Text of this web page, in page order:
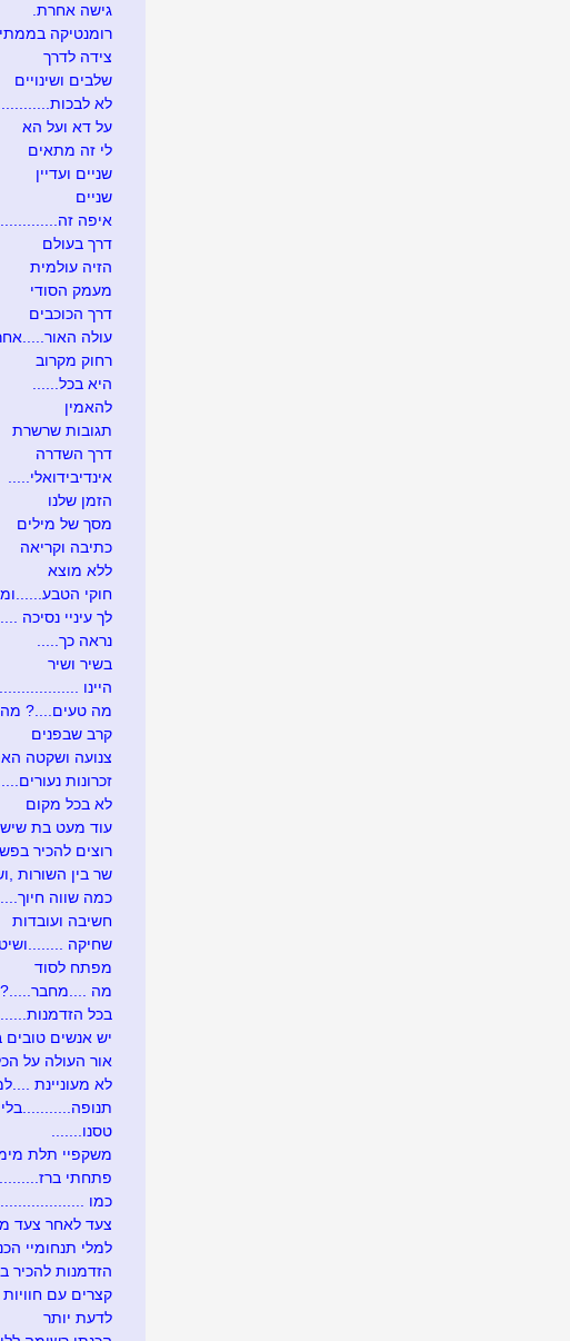
גישה אחרת.
רומנטיקה
צידה לדרך
שלבים ושינויים
לא
על דא ועל הא
לי זה מתאים
שניים ועדיין
שניים
איפה
דרך בעולם
הזיה עולמית
מעמק הסודי
דרך הכוכבים
עולה
רחוק מקרוב
היא בכל......
להאמין
תגובות שרשרת
דרך השדרה
אינדיבידואלי.....
הזמן שלנו
מסך של מילים
כתיבה וקריאה
ללא מוצא
חוקי
לך עיניי נסיכה ....
נראה כך.....
בשיר ושיר
היינו
מה טעים....?
קרב שבפנים
צנועה ושקטה
זכרונות
לא בכל מקום
עוד מעט בת
רוצים להכיר
שר בין השורות
כמה שווה
חשיבה ועובדות
שחיקה
מפתח לסוד
מה ....מחבר.....?
בכל
יש אנשים
אור העולה על
לא מעוניינת
טסנו.......
משקפיי תלת
פתחתי
כמו
צעד לאחר צעד
למלי תנחומיי
הזדמנות להכיר
קצרים עם חוויות
לדעת יותר